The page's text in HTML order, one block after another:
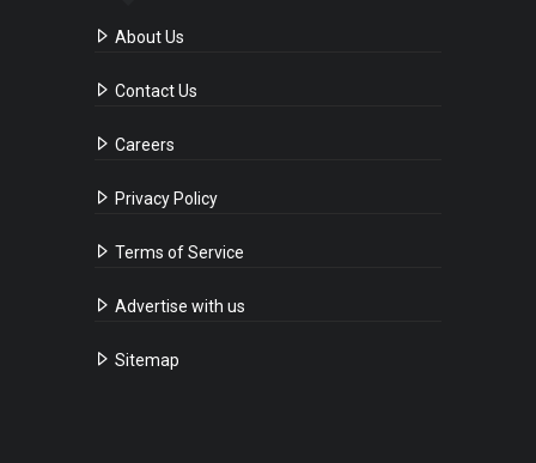
About Us
Contact Us
Careers
Privacy Policy
Terms of Service
Advertise with us
Sitemap